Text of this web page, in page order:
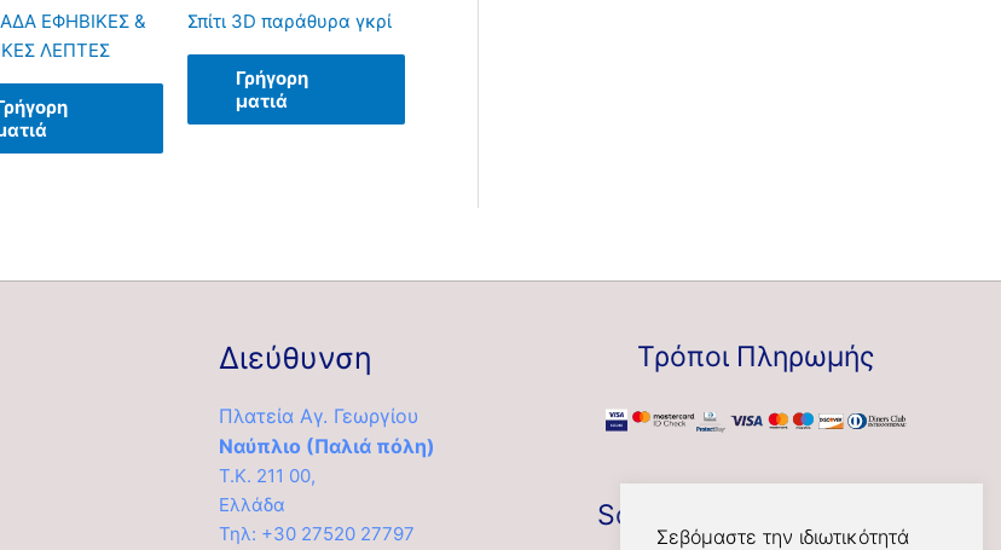
ΕΦΗΒΙΚΕΣ &
ΛΕΠΤΕΣ
Σπίτι 3D παράθυρα γκρί
Γρήγορη
ματιά
Διεύθυνση
Πλατεία Αγ. Γεωργίου
Ναύπλιο (Παλιά πόλη)
Τ.Κ. 211 00,
Ελλάδα
Τηλ: +30 27520 27797
Τρόποι Πληρωμής
Social
Σεβόμαστε την ιδιωτικότητά